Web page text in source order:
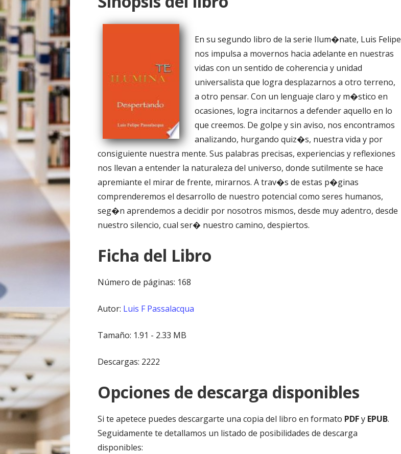
o
En su segundo libro de la serie Ilum�nate, Luis Felipe
nos impulsa a movernos hacia adelante en nuestras
vidas con un sentido de coherencia y unidad
universalista que logra desplazarnos a otro terreno,
a otro pensar. Con un lenguaje claro y m�stico en
ocasiones, logra incitarnos a defender aquello en lo
que creemos. De golpe y sin aviso, nos encontramos
analizando, hurgando quiz�s, nuestra vida y por
consiguiente nuestra mente. Sus palabras precisas, experiencias y reflexiones
nos llevan a entender la naturaleza del universo, donde sutilmente se hace
apremiante el mirar de frente, mirarnos. A trav�s de estas p�ginas
comprenderemos el desarrollo de nuestro potencial como seres humanos,
seg�n aprendemos a decidir por nosotros mismos, desde muy adentro, desde
nuestro silencio, cual ser� nuestro camino, despiertos.
Ficha del Libro
Número de páginas: 168
Autor: Luis F Passalacqua
Tamaño: 1.91 - 2.33 MB
Descargas: 2222
Opciones de descarga disponibles
Si te apetece puedes descargarte una copia del libro en formato PDFy EPUB.
Seguidamente te detallamos un listado de posibilidades de descarga
disponibles: